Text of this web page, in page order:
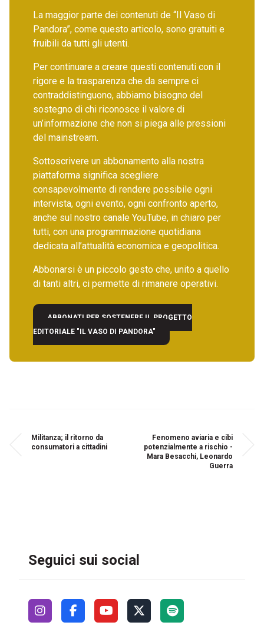
La maggior parte dei contenuti de “Il Vaso di
Pandora”, come questo articolo, sono gratuiti e
fruibili da tutti gli utenti.
Per continuare a creare questi contenuti con il
rigore e la trasparenza che da sempre ci
contraddistinguono, abbiamo bisogno del
sostegno di chi riconosce il valore di
un’informazione che non si piega alle pressioni
del mainstream.
Sottoscrivere un abbonamento alla nostra
piattaforma significa scegliere
consapevolmente di rendere possibile ogni
intervista, ogni evento, ogni confronto aperto,
anche sul nostro canale YouTube, in chiaro per
tutti, con una programmazione quotidiana
dedicata all’attualità economica e geopolitica.
Abbonarsi è un piccolo gesto che, unito a quello
di tanti altri, ci permette di rimanere operativi.
ABBONATI PER SOSTENERE IL PROGETTO
EDITORIALE "IL VASO DI PANDORA"
Militanza; il ritorno da
consumatori a cittadini
Fenomeno aviaria e cibi
potenzialmente a rischio -
Mara Besacchi, Leonardo
Guerra
Seguici sui social